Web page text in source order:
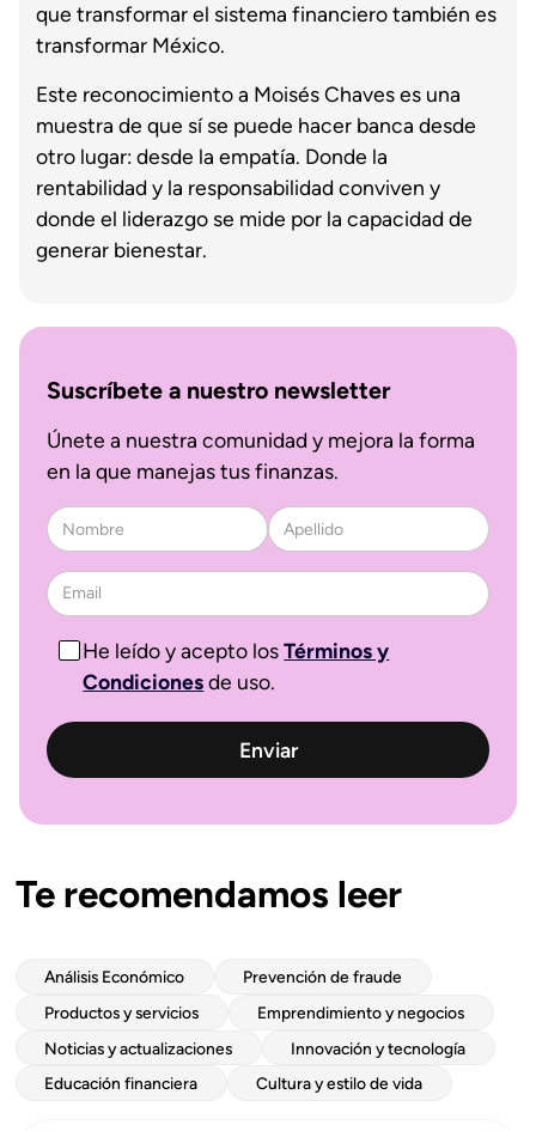
que transformar el sistema financiero también es
transformar México.
Este reconocimiento a Moisés Chaves es una
muestra de que sí se puede hacer banca desde
otro lugar: desde la empatía. Donde la
rentabilidad y la responsabilidad conviven y
donde el liderazgo se mide por la capacidad de
generar bienestar.
Suscríbete a nuestro newsletter
Únete a nuestra comunidad y mejora la forma
en la que manejas tus finanzas.
He leído y acepto losTérminos y
Condicionesde uso.
Te recomendamos leer
Análisis Económico
Prevención de fraude
Productos y servicios
Emprendimiento y negocios
Noticias y actualizaciones
Innovación y tecnología
Educación financiera
Cultura y estilo de vida